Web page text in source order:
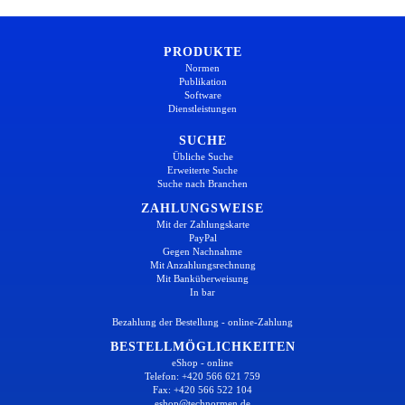
PRODUKTE
Normen
Publikation
Software
Dienstleistungen
SUCHE
Übliche Suche
Erweiterte Suche
Suche nach Branchen
ZAHLUNGSWEISE
Mit der Zahlungskarte
PayPal
Gegen Nachnahme
Mit Anzahlungsrechnung
Mit Banküberweisung
In bar
Bezahlung der Bestellung - online-Zahlung
BESTELLMÖGLICHKEITEN
eShop - online
Telefon: +420 566 621 759
Fax: +420 566 522 104